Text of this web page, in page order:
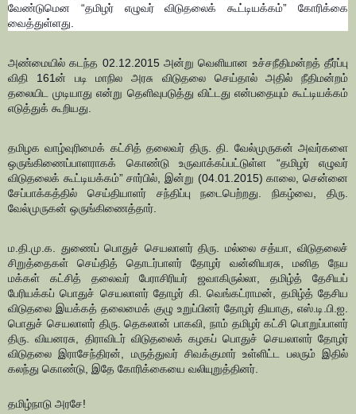
வேண்டுமென “தமிழர் எழுவர் விடுதலைக் கூட்டியக்கம்” கோரிக்கை
வைத்துள்ளது.
அண்மையில் கடந்த 02.12.2015 அன்று வெளியான உச்சநீதிமன்றத் தீர்ப்பு
விதி 161ன் படி மாநில அரசு விடுதலை செய்தால் அதில் நீதிமன்றம்
தலையிட முடியாது என்று தெளிவுபடுத்து விட்டது என்பதையும் கூட்டியக்கம்
எடுத்துக் கூறியது.
தமிழக வாழ்வுரிமைக் கட்சித் தலைவர் திரு. தி. வேல்முருகன் அவர்களை
ஒருங்கிணைப்பாளராகக் கொண்டு உருவாக்கப்பட்டுள்ள “தமிழர் எழுவர்
விடுதலைக் கூட்டியக்கம்” சார்பில், இன்று (04.01.2015) காலை, சென்னை
சேப்பாக்கத்தில் செய்தியாளர் சந்திப்பு நடைபெற்றது. நிகழ்வை, திரு.
வேல்முருகன் ஒருங்கிணைத்தார்.
ம.தி.மு.க. துணைப் பொதுச் செயலாளர் திரு. மல்லை சத்யா, விடுதலைச்
சிறுத்தைகள் செய்தித் தொடர்பாளர் தோழர் வன்னியரசு, மனித நேய
மக்கள் கட்சித் தலைவர் பேராசிரியர் ஜவாகிருல்லா, தமிழ்த் தேசியப்
பேரியக்கப் பொதுச் செயலாளர் தோழர் கி. வெங்கட்ராமன், தமிழ்த் தேசிய
விடுதலை இயக்கத் தலைமைக் குழு உறுப்பினர் தோழர் தியாகு, எஸ்.டி.பி.ஐ.
பொதுச் செயலாளர் திரு. தெகலான் பாகவி, நாம் தமிழர் கட்சி பொறுப்பாளர்
திரு. வியனரசு, திராவிடர் விடுதலைக் கழகப் பொதுச் செயலாளர் தோழர்
விடுதலை இராசேந்திரன், மருத்துவர் சிவக்குமார் உள்ளிட்ட பலரும் இதில்
கலந்து கொண்டு, இதே கோரிக்கையை வலியுறுத்தினர்.
தமிழ்நாடு அரசே!